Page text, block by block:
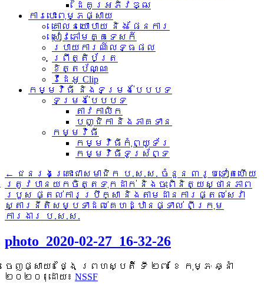
ដៃគូរអភិវឌ្ឍ
ការបោះពុម្ភផ្សាយ
គោលនយោបាយ និង ផែនការ
សៀវភៅមគ្គទេសក៍
របាយការណ៍លទ្ធផល
ព្រឹត្តិប័ត្រ
ខិត្តប័ណ្ណ
វីដេអូ Clip
កម្មវិធី និងទម្រង់បែបបទ
ទម្រង់បែបបទ
តាវកាលិក
បញ្ជិកា និងភាគទាន
កម្មវិធី
កម្មវិធីកុំព្យូទ័រ
កម្មវិធីទូរស័ព្ទ
←
ជនរងគ្រោះជាសមាជិក ប.ស.ស. ចំនួន ៣រូបទៀតហើយ
ត្រូវបានយកចិត្តទុកដាក់ និងចុះពិនិត្យស្ថានភាព
របួស ផ្តល់ការប្រឹក្សា និងតាមដានការផ្តល់សេវា
ស្តារនីតិសម្បទាដល់គេហដ្ឋានផ្ទាល់ ពីក្រុម
ការងារ ប.ស.ស.
photo_2020-02-27_16-32-26
ចេញផ្សាយ៖ ថ្ងៃ ព្រហស្បតិ៍ ទី ២៧ ខែ កុម្ភៈ ឆ្នាំ
២០២០ | ដោយ៖ NSSF